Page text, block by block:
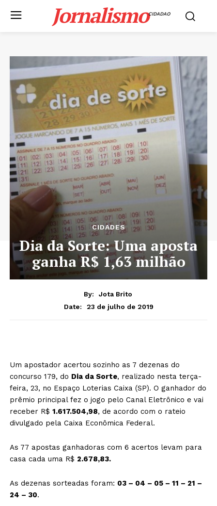
JornalismoCIDADAO
CIDADES
Dia da Sorte: Uma aposta
ganha R$ 1,63 milhão
By:
Jota Brito
Date:
23 de julho de 2019
Um apostador acertou sozinho as 7 dezenas do
concurso 179, do Dia da Sorte, realizado nesta terça-
feira, 23, no Espaço Loterias Caixa (SP). O ganhador do
prêmio principal fez o jogo pelo Canal Eletrônico e vai
receber R$ 1.617.504,98, de acordo com o rateio
divulgado pela Caixa Econômica Federal.
As 77 apostas ganhadoras com 6 acertos levam para
casa cada uma R$ 2.678,83.
As dezenas sorteadas foram: 03 – 04 – 05 – 11 – 21 –
24 – 30.